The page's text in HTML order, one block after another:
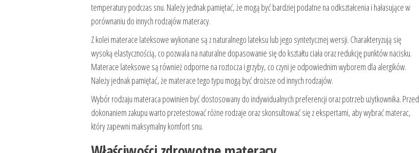
temperatury podczas snu. Należy jednak pamiętać, że mogą być bardziej podatne na odkształcenia i hałasujące w
porównaniu do innych rodzajów materacy.
Z kolei materace lateksowe wykonane są z naturalnego lateksu lub jego syntetycznej wersji. Charakteryzują się
wysoką elastycznością, co pozwala na naturalne dopasowanie się do kształtu ciała oraz redukcję punktów nacisku.
Materace lateksowe są również odporne na roztocza i grzyby, co czyni je odpowiednim wyborem dla alergików.
Należy jednak pamiętać, że materace tego typu mogą być droższe od innych rodzajów.
Wybór rodzaju materaca powinien być dostosowany do indywidualnych preferencji oraz potrzeb użytkownika. Przed
dokonaniem zakupu warto przetestować różne rodzaje oraz skonsultować się z ekspertami, aby wybrać materac,
który zapewni maksymalny komfort snu.